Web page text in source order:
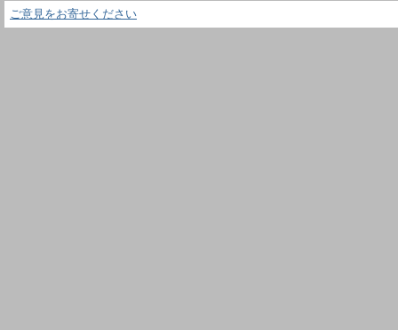
ご意見をお寄せください